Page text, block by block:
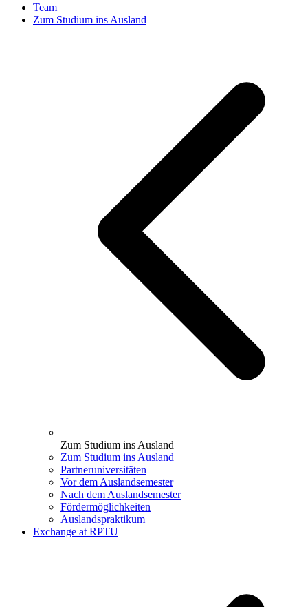
Team
Zum Studium ins Ausland
Zum Studium ins Ausland
Zum Studium ins Ausland
Partneruniversitäten
Vor dem Auslandsemester
Nach dem Auslandsemester
Fördermöglichkeiten
Auslandspraktikum
Exchange at RPTU